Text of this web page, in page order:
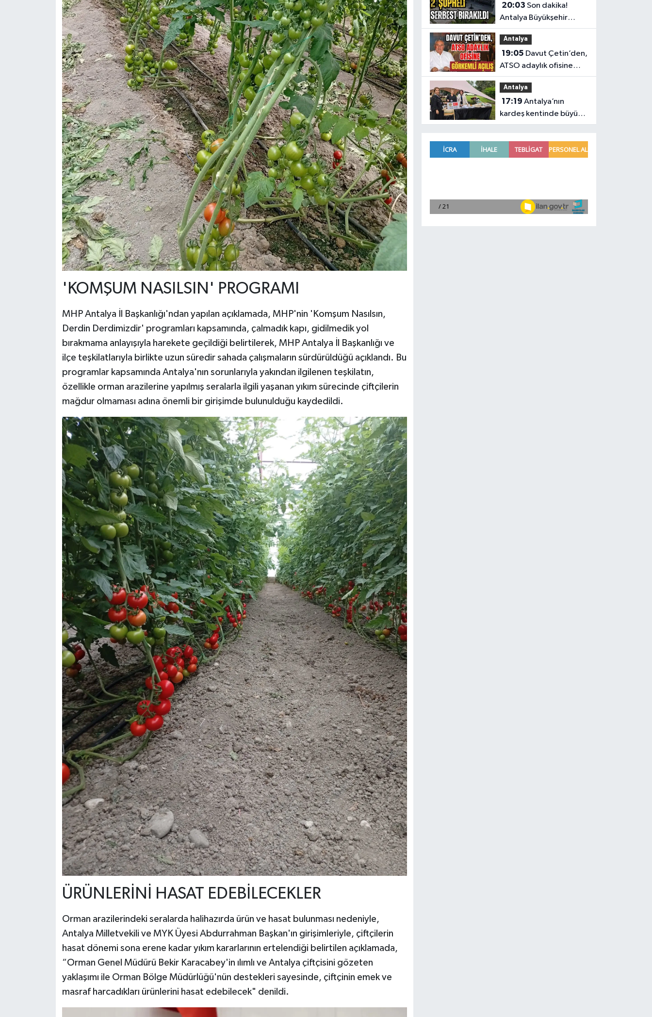
'KOMŞUM NASILSIN' PROGRAMI
MHP Antalya İl Başkanlığı'ndan yapılan açıklamada, MHP'nin 'Komşum Nasılsın,
Derdin Derdimizdir' programları kapsamında, çalmadık kapı, gidilmedik yol
bırakmama anlayışıyla harekete geçildiği belirtilerek, MHP Antalya İl Başkanlığı ve
ilçe teşkilatlarıyla birlikte uzun süredir sahada çalışmaların sürdürüldüğü açıklandı. Bu
programlar kapsamında Antalya'nın sorunlarıyla yakından ilgilenen teşkilatın,
özellikle orman arazilerine yapılmış seralarla ilgili yaşanan yıkım sürecinde çiftçilerin
mağdur olmaması adına önemli bir girişimde bulunulduğu kaydedildi.
ÜRÜNLERİNİ HASAT EDEBİLECEKLER
Orman arazilerindeki seralarda halihazırda ürün ve hasat bulunması nedeniyle,
Antalya Milletvekili ve MYK Üyesi Abdurrahman Başkan'ın girişimleriyle, çiftçilerin
hasat dönemi sona erene kadar yıkım kararlarının ertelendiği belirtilen açıklamada,
“Orman Genel Müdürü Bekir Karacabey'in ılımlı ve Antalya çiftçisini gözeten
yaklaşımı ile Orman Bölge Müdürlüğü'nün destekleri sayesinde, çiftçinin emek ve
masraf harcadıkları ürünlerini hasat edebilecek" denildi.
serdi
20:03
Antalya Büyükşehir
Belediyesi
soruşturmasında 2
şüpheli serbest bırakıldı
Antalya
19:05
ATSO adaylık ofisine
görkemli açılış
Antalya
17:19
kardeş kentinde büyük
tanıtım